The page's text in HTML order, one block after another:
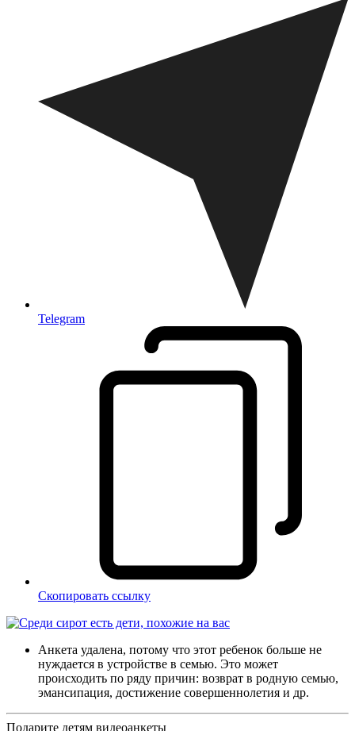
Telegram
Скопировать ссылку
Анкета удалена, потому что этот ребенок больше не
нуждается в устройстве в семью. Это может
происходить по ряду причин: возврат в родную семью,
эмансипация, достижение совершеннолетия и др.
Подарите детям видеоанкеты